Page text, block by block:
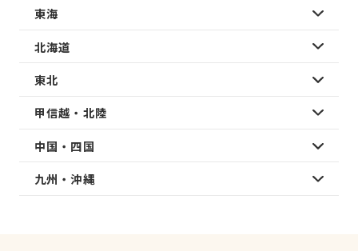
東海
北海道
東北
甲信越・北陸
中国・四国
九州・沖縄